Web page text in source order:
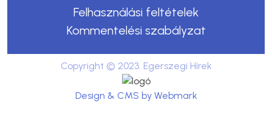
Felhasználási feltételek
Kommentelési szabályzat
Copyright © 2023. Egerszegi Hírek
Design & CMS by Webmark